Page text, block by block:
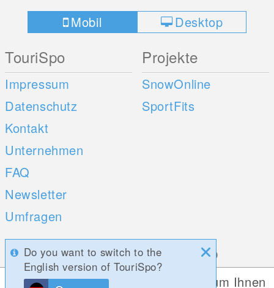
Mobil Desktop
TouriSpo
Impressum
Datenschutz
Kontakt
Unternehmen
FAQ
Newsletter
Umfragen
Projekte
SnowOnline
SportFits
Mobile Apps
iOS
Social Web
Do you want to switch to the
English version of TouriSpo?
Diese Website verwendet Cookies, um Ihnen